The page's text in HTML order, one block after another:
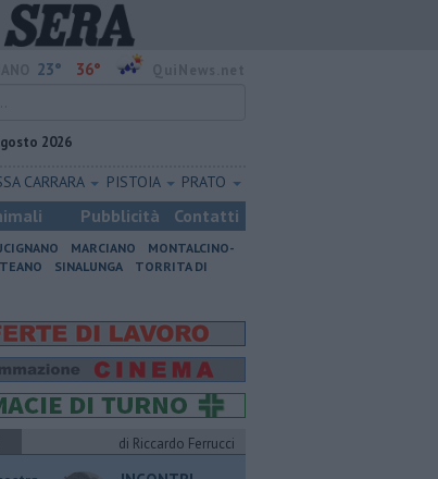
23° 36°
2026
CARRARA PISTOIA PRATO
Pubblicità Contatti
MARCIANO
MONTALCINO-
SINALUNGA
TORRITA DI
di Riccardo Ferrucci